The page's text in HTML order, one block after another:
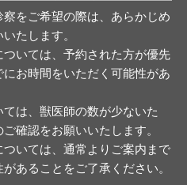
をご希望の際は、あらかじめ
たします。
いては、予約された方が優先
お時間をいただく可能性があ
は、獣医師の数が少ないた
確認をお願いいたします。
いては、通常よりご案内まで
あることをご了承ください。